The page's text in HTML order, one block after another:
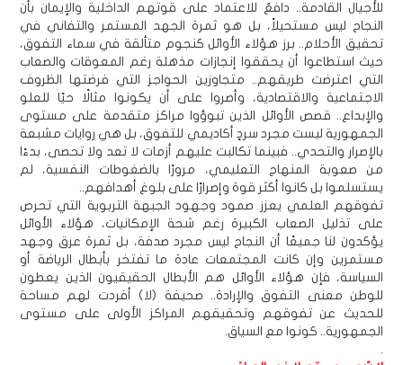
للأجيال القادمة.. دافعٌ للاعتماد على قوتهم الداخلية والإيمان بأن
النجاح ليس مستحيلاً، بل هو ثمرة الجهد المستمر والتفاني في
تحقيق الأحلام.. برز هؤلاء الأوائل كنجوم متألقة في سماء التفوق،
حيث استطاعوا أن يحققوا إنجازات مذهلة رغم المعوقات والصعاب
التي اعترضت طريقهم.. متجاوزين الحواجز التي فرضتها الظروف
الاجتماعية والاقتصادية، وأصروا على أن يكونوا مثالًا حيًا للعلو
والإبداع.. قصص الأوائل الذين تبوؤوا مراكز متقدمة على مستوى
الجمهورية ليست مجرد سردٍ أكاديمي للتفوق، بل هي روايات مشبعة
بالإصرار والتحدي.. فبينما تكالبت عليهم أزمات لا تعد ولا تحصى، بدءًا
من صعوبة المنهاج التعليمي، مرورًا بالضغوطات النفسية، لم
يستسلموا بل كانوا أكثر قوة وإصرارًا على بلوغ أهدافهم..
تفوقهم العلمي يعزز صمود وجهود الجبهة التربوية التي تحرص
على تذليل الصعاب الكبيرة رغم شحة الإمكانيات، هؤلاء الأوائل
يؤكدون لنا جميعًا أن النجاح ليس مجرد صدفة، بل ثمرة عرق وجهد
مستمرين وإن كانت المجتمعات عادة ما تفتخر بأبطال الرياضة أو
السياسة، فإن هؤلاء الأوائل هم الأبطال الحقيقيون الذين يعطون
للوطن معنى التفوق والإرادة.. صحيفة (لا) أفردت لهم مساحة
للحديث عن تفوقهم وتحقيقهم المراكز الأولى على مستوى
الجمهورية.. كونوا مع السياق.